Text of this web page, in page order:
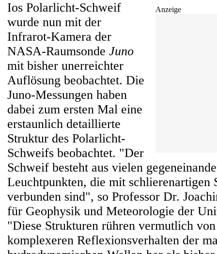
Anzeige
Ios Polarlicht-Schweif
wurde nun mit der
Infrarot-Kamera der
NASA-Raumsonde Juno
mit bisher unerreichter
Auflösung beobachtet. Die
Juno-Messungen haben
dabei zum ersten Mal eine
erstaunlich detaillierte
Struktur des Polarlicht-
Schweifs beobachtet. "Der
Schweif besteht aus vielen
Leuchtpunkten, die mit schlierenartigen
verbunden sind", so Professor Dr.
für Geophysik und Meteorologie der
"Diese Strukturen rühren vermutlich
komplexeren Reflexionsverhalten der